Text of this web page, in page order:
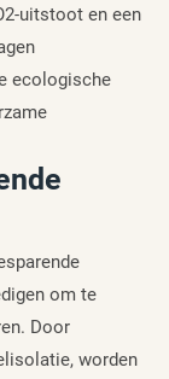
uitstoot en een
ecologische
om te
Door
worden